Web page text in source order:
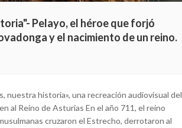
Pelayo, el héroe que forjó
y el nacimiento de un reino.
historia», una recreación audiovisual del
al Reino de Asturias En el año 711, el reino
cruzaron el Estrecho, derrotaron al